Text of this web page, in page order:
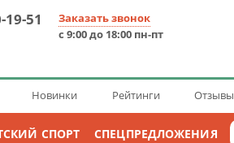
19-51
Заказать звонок
с 9:00 до 18:00 пн-пт
Новинки Рейтинги Отзывы
СПОРТ СПЕЦПРЕДЛОЖЕНИЯ